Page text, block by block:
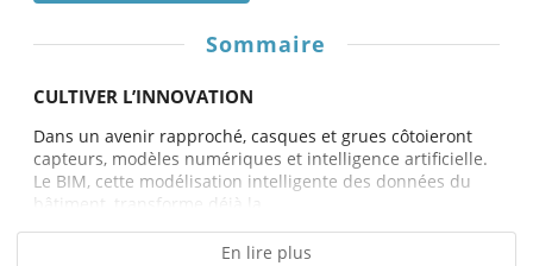
Sommaire
CULTIVER L’INNOVATION
Dans un avenir rapproché, casques et grues côtoieront
capteurs, modèles numériques et intelligence artificielle.
Le BIM, cette modélisation intelligente des données du
bâtiment, transforme déjà la...
En lire plus